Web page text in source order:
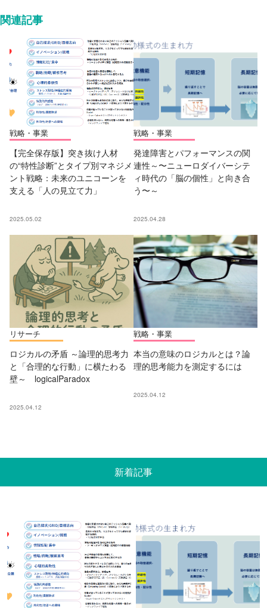
関連記事
戦略・事業
【完全保存版】突き抜け人材
の“特性診断”とタイプ別マネジメ
ント戦略：未来のユニコーンを
支える「人の見立て力」
2025.05.02
戦略・事業
発達障害とパフォーマンスの関
連性～〜ニューロダイバーシテ
ィ時代の「脳の個性」と向き合
う〜～
2025.04.28
リサーチ
ロジカルの矛盾 ～論理的思考力
と「合理的な行動」に横たわる
壁～ logicalParadox
2025.04.12
戦略・事業
本当の意味のロジカルとは？論
理的思考能力を測定するには
2025.04.12
新着記事